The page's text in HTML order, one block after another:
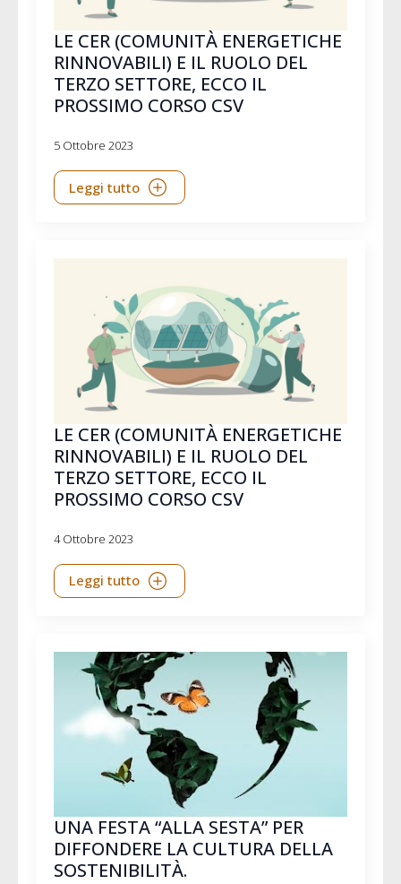
LE CER (COMUNITÀ ENERGETICHE
RINNOVABILI) E IL RUOLO DEL
TERZO SETTORE, ECCO IL
PROSSIMO CORSO CSV
5 Ottobre 2023
Leggi tutto
LE CER (COMUNITÀ ENERGETICHE
RINNOVABILI) E IL RUOLO DEL
TERZO SETTORE, ECCO IL
PROSSIMO CORSO CSV
4 Ottobre 2023
Leggi tutto
UNA FESTA “ALLA SESTA” PER
DIFFONDERE LA CULTURA DELLA
SOSTENIBILITÀ.